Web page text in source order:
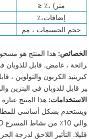
متر) ،٪ ≤
إضافات،٪
حجم الجسيمات ، مم
الخصائص:
رائحة ، غامض. قابل للذوبان في
كبريتيد الكربون والتولوين ،
ير قابل للذوبان في البنزين
الاستخدامات: هذا المنتج
ويستخدم بشكل أساسي